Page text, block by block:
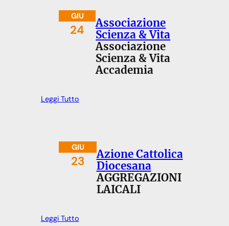
GIU
24
Associazione
Scienza & Vita
Associazione
Scienza & Vita
Accademia
Leggi Tutto
GIU
23
Azione Cattolica
Diocesana
AGGREGAZIONI
LAICALI
Leggi Tutto